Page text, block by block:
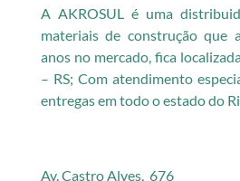
A AKROSUL é uma
materiais de construção que
anos no mercado, fica
– RS; Com atendimento
entregas em todo o estado do
Av. Castro Alves, 676